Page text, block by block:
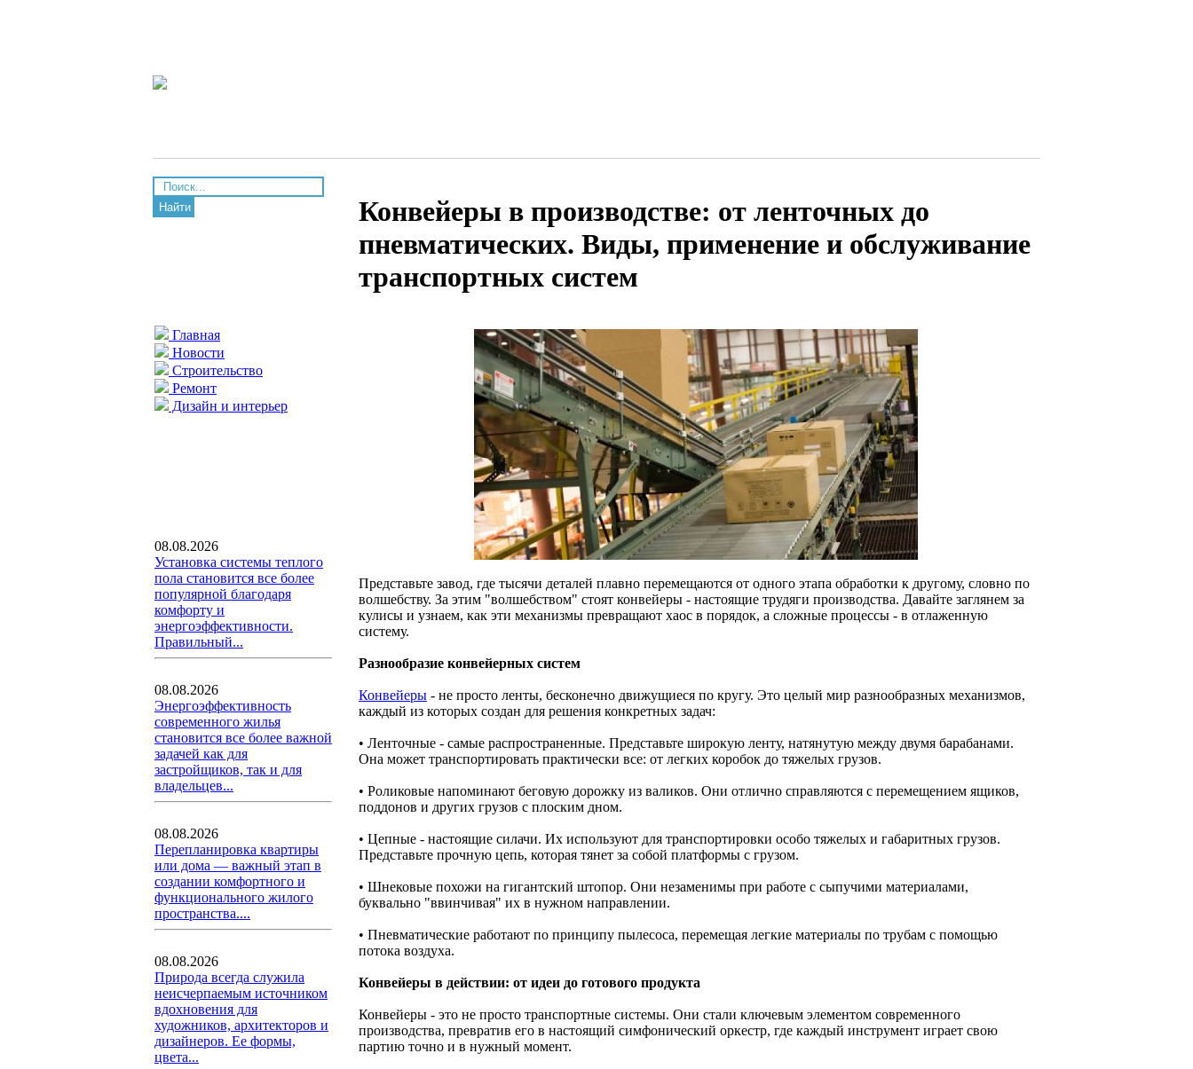
Найти
Главная
Новости
Строительство
Ремонт
Дизайн и интерьер
08.08.2026
Установка системы теплого
пола становится все более
популярной благодаря
комфорту и
энергоэффективности.
Правильный...
08.08.2026
Энергоэффективность
современного жилья
становится все более важной
задачей как для
застройщиков, так и для
владельцев...
08.08.2026
Перепланировка квартиры
или дома — важный этап в
создании комфортного и
функционального жилого
пространства....
08.08.2026
Природа всегда служила
неисчерпаемым источником
вдохновения для
художников, архитекторов и
дизайнеров. Ее формы,
цвета...
Конвейеры в производстве: от ленточных до
пневматических. Виды, применение и обслуживание
транспортных систем
Представьте завод, где тысячи деталей плавно перемещаются от одного этапа обработки к другому, словно по
волшебству. За этим "волшебством" стоят конвейеры - настоящие трудяги производства. Давайте заглянем за
кулисы и узнаем, как эти механизмы превращают хаос в порядок, а сложные процессы - в отлаженную
систему.
Разнообразие конвейерных систем
Конвейеры - не просто ленты, бесконечно движущиеся по кругу. Это целый мир разнообразных механизмов,
каждый из которых создан для решения конкретных задач:
• Ленточные - самые распространенные. Представьте широкую ленту, натянутую между двумя барабанами.
Она может транспортировать практически все: от легких коробок до тяжелых грузов.
• Роликовые напоминают беговую дорожку из валиков. Они отлично справляются с перемещением ящиков,
поддонов и других грузов с плоским дном.
• Цепные - настоящие силачи. Их используют для транспортировки особо тяжелых и габаритных грузов.
Представьте прочную цепь, которая тянет за собой платформы с грузом.
• Шнековые похожи на гигантский штопор. Они незаменимы при работе с сыпучими материалами,
буквально "ввинчивая" их в нужном направлении.
• Пневматические работают по принципу пылесоса, перемещая легкие материалы по трубам с помощью
потока воздуха.
Конвейеры в действии: от идеи до готового продукта
Конвейеры - это не просто транспортные системы. Они стали ключевым элементом современного
производства, превратив его в настоящий симфонический оркестр, где каждый инструмент играет свою
партию точно и в нужный момент.